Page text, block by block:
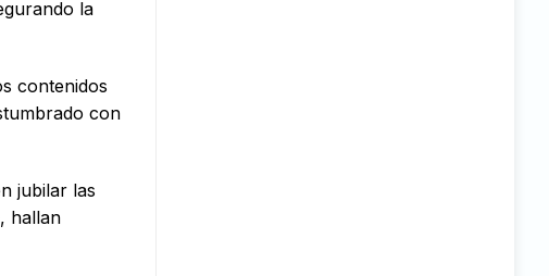
la
contenidos
con
jubilar las
hallan